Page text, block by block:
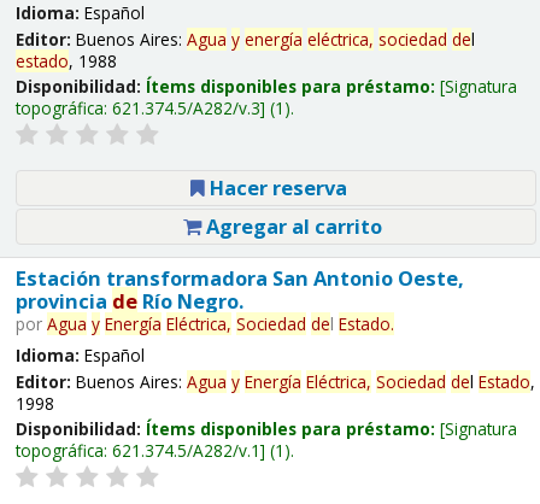
Idioma: Español
Editor: Buenos Aires: Agua y energía eléctrica, sociedad del
estado, 1988
Disponibilidad: Ítems disponibles para préstamo: Signatura
topográfica: 621.374.5/A282/v.3 (1).
Hacer reserva
Agregar al carrito
Estación transformadora San Antonio Oeste,
provincia deRío Negro.
por Agua y Energía Eléctrica, Sociedad del Estado.
Idioma: Español
Editor: Buenos Aires: Agua y Energía Eléctrica, Sociedad del Estado,
1998
Disponibilidad: Ítems disponibles para préstamo: Signatura
topográfica: 621.374.5/A282/v.1 (1).